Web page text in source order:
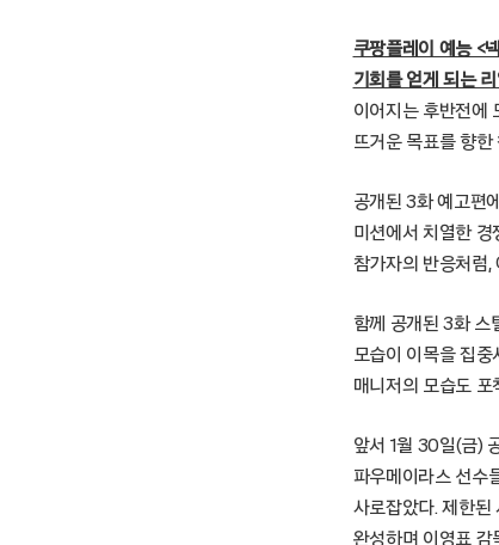
쿠팡플레이 예능 <
기회를 얻게 되는
이어지는 후반전에
뜨거운 목표를 향한
공개된 3화 예고편
미션에서 치열한 경
참가자의 반응처럼,
함께 공개된 3화 스
모습이 이목을 집
매니저의 모습도 포
앞서 1월 30일(금)
파우메이라스 선수
사로잡았다. 제한된
완성하며 이영표 감